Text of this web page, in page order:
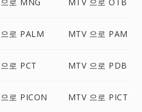
로 PALM MTV 으로 PAM
로 PCT MTV 으로 PDB
로 PICON MTV 으로 PICT